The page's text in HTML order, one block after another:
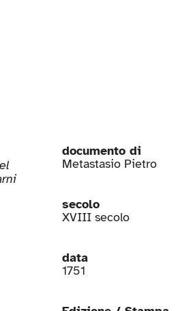
documento di
Metastasio Pietro
secolo
XVIII secolo
data
1751